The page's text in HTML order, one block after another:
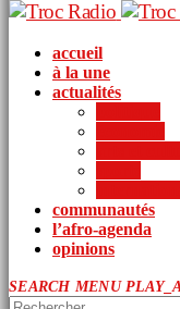
accueil
à la une
actualités
communautés
l’afro-agenda
opinions
SEARCH MENU